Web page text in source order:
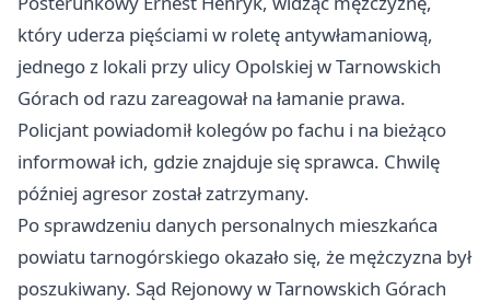
który uderza pięściami w roletę antywłamaniową,
jednego z lokali przy ulicy Opolskiej w Tarnowskich
Górach od razu zareagował na łamanie prawa.
Policjant powiadomił kolegów po fachu i na bieżąco
informował ich, gdzie znajduje się sprawca. Chwilę
później agresor został zatrzymany.
Po sprawdzeniu danych personalnych mieszkańca
powiatu tarnogórskiego okazało się, że mężczyzna był
poszukiwany. Sąd Rejonowy w Tarnowskich Górach